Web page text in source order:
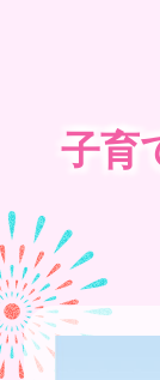
子育